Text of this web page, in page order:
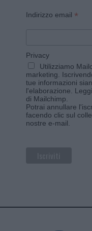
Indirizzo email *
Privacy
Utilizziamo
marketing.
tue informazioni
l'elaborazione.
di Mailchimp
Potrai annullare
facendo clic sul
nostre e-mail.